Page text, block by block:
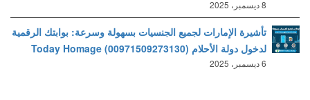
8 ديسمبر، 2025
تأشيرة الإمارات لجميع الجنسيات بسهولة وسرعة: بوابتك الرقمية
لدخول دولة الأحلام (00971509273130) Today Homage
6 ديسمبر، 2025